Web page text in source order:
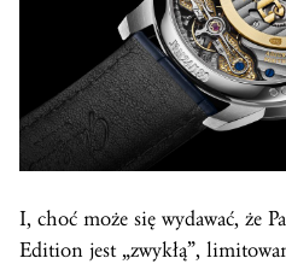
I, choć może się wydawać, że
Edition jest „zwykłą”,